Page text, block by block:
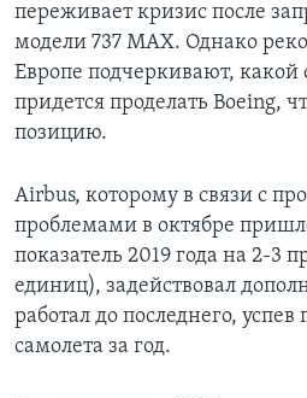
переживает кризис после
модели 737 MAX. Однако
Европе подчеркивают,
придется проделать Boeing,
позицию.
Airbus, которому в связи с
проблемами в октябре
показатель 2019 года на 2-3
единиц), задействовал
работал до последнего, успев
самолета за год.